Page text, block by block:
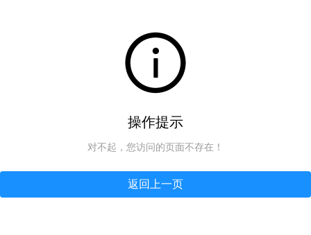
操作提示
对不起，您访问的页面不存在！
返回上一页